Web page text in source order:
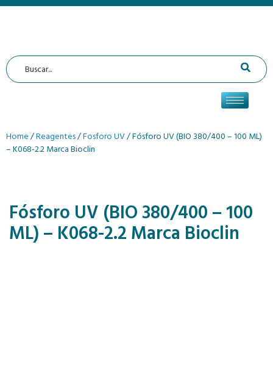
Home/Reagentes/Fosforo UV/ Fósforo UV (BIO 380/400 – 100 ML)
– K068-2.2 Marca Bioclin
Fósforo UV (BIO 380/400 – 100
ML) – K068-2.2 Marca Bioclin